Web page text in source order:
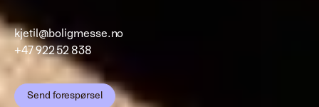
kjetil@boligmesse.no
+47 922 52 838
Send forespørsel